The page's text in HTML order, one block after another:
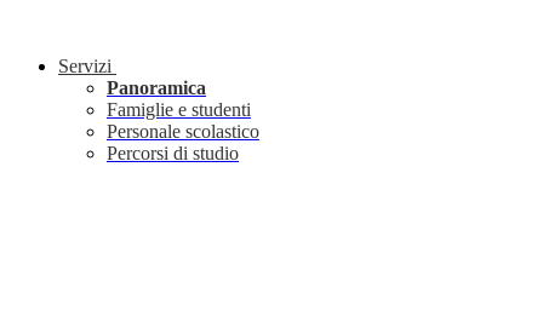
Servizi
Panoramica
Famiglie e studenti
Personale scolastico
Percorsi di studio